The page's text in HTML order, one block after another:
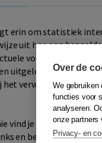
erin om statistiek
uit hoe een
voorbeelden. De
uitgelegd), maar
verwerken van
vind je de theorie uit
en begrippen. Die
Over de
We gebruiken
functies voor
analyseren.
onze partners
Privacy- en